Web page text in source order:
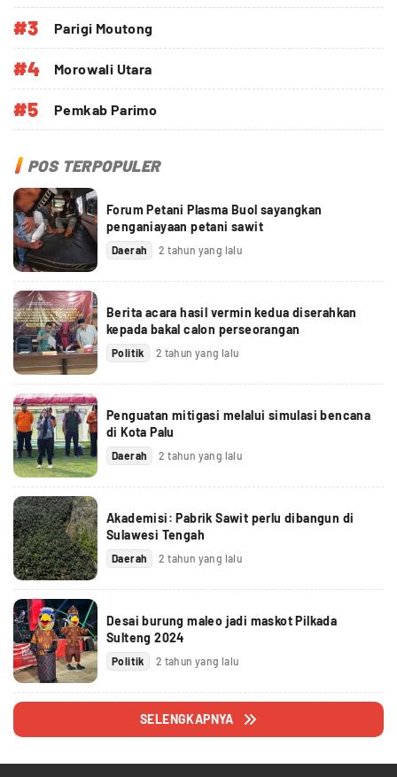
#3 Parigi Moutong
#4 Morowali Utara
#5 Pemkab Parimo
POS TERPOPULER
Forum Petani Plasma Buol sayangkan
penganiayaan petani sawit
Daerah 2 tahun yang lalu
Berita acara hasil vermin kedua diserahkan
kepada bakal calon perseorangan
Politik 2 tahun yang lalu
Penguatan mitigasi melalui simulasi bencana
di Kota Palu
Daerah 2 tahun yang lalu
Akademisi: Pabrik Sawit perlu dibangun di
Sulawesi Tengah
Daerah 2 tahun yang lalu
Desai burung maleo jadi maskot Pilkada
Sulteng 2024
Politik 2 tahun yang lalu
SELENGKAPNYA